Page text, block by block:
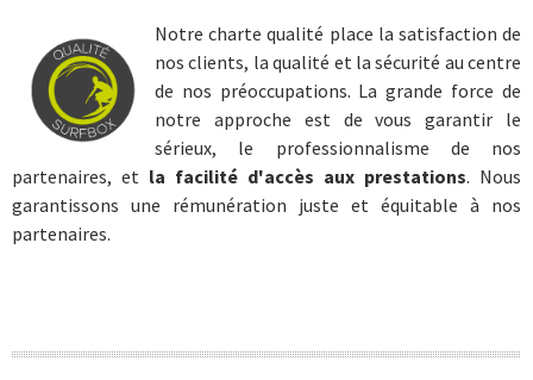
cadeau surf
coffret sport
coffret sportif
cadeau sportif
coffret surf
séjour surf
Notre charte qualité place la satisfaction de
nos clients, la qualité et la sécurité au centre
de nos préoccupations. La grande force de
notre approche est de vous garantir le
sérieux, le professionnalisme de nos
partenaires, et la facilité d'accès aux prestations. Nous
garantissons une rémunération juste et équitable à nos
partenaires.